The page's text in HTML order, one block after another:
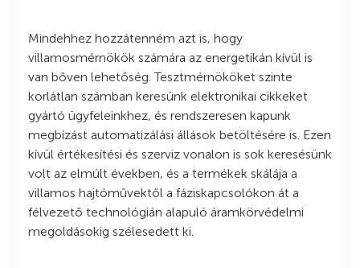
Mindehhez hozzátenném azt is, hogy
villamosmérnökök számára az energetikán kívül is
van bőven lehetőség. Tesztmérnököket szinte
korlátlan számban keresünk elektronikai cikkeket
gyártó ügyfeleinkhez, és rendszeresen kapunk
megbízást automatizálási állások betöltésére is. Ezen
kívül értékesítési és szerviz vonalon is sok keresésünk
volt az elmúlt években, és a termékek skálája a
villamos hajtóművektől a fáziskapcsolókon át a
félvezető technológián alapuló áramkörvédelmi
megoldásokig szélesedett ki.